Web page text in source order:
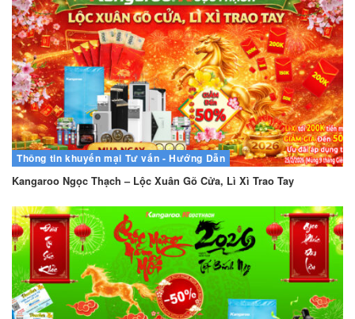
Thông tin khuyến mại Tư vấn - Hướng Dẫn
Kangaroo Ngọc Thạch – Lộc Xuân Gõ Cửa, Lì Xì Trao Tay